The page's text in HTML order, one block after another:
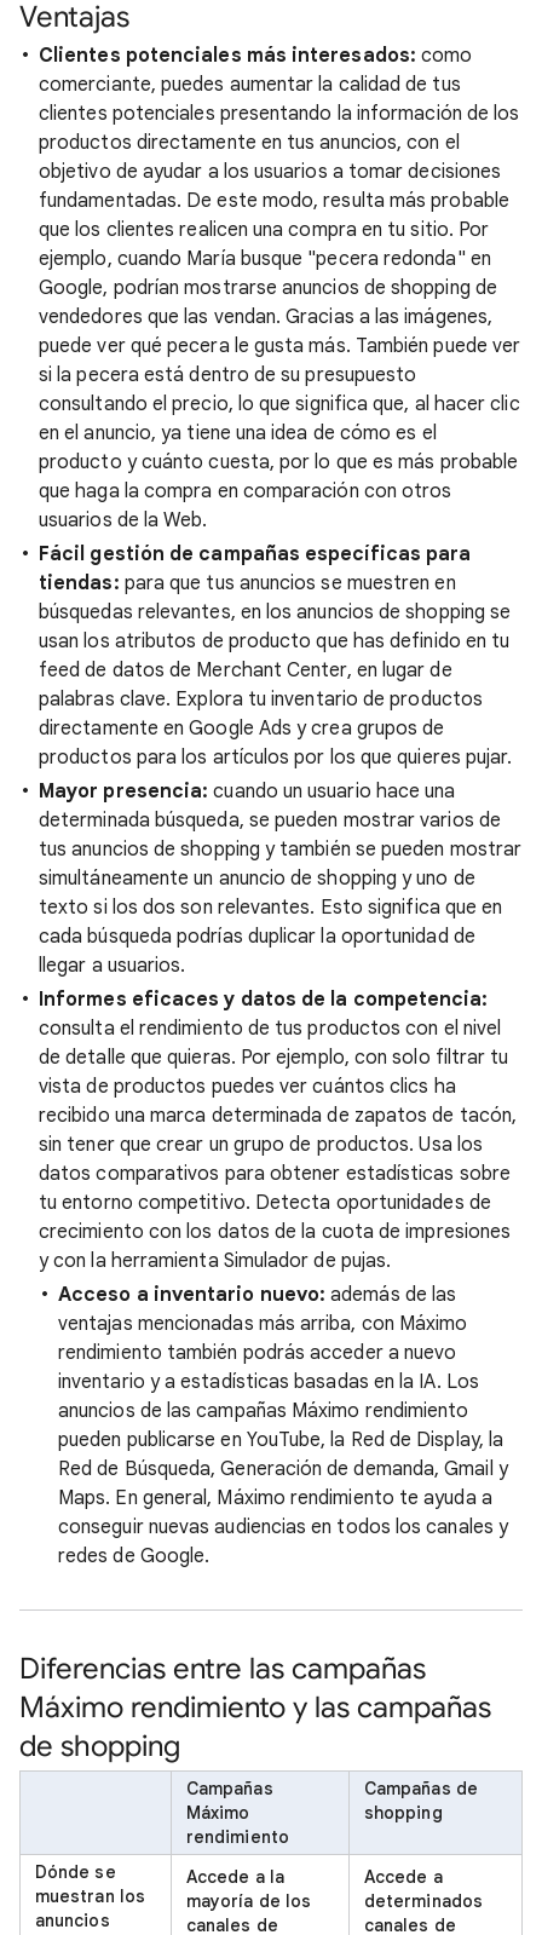
Ventajas
Clientes potenciales más interesados: como
comerciante, puedes aumentar la calidad de tus
clientes potenciales presentando la información de los
productos directamente en tus anuncios, con el
objetivo de ayudar a los usuarios a tomar decisiones
fundamentadas. De este modo, resulta más probable
que los clientes realicen una compra en tu sitio. Por
ejemplo, cuando María busque "pecera redonda" en
Google, podrían mostrarse anuncios de shopping de
vendedores que las vendan. Gracias a las imágenes,
puede ver qué pecera le gusta más. También puede ver
si la pecera está dentro de su presupuesto
consultando el precio, lo que significa que, al hacer clic
en el anuncio, ya tiene una idea de cómo es el
producto y cuánto cuesta, por lo que es más probable
que haga la compra en comparación con otros
usuarios de la Web.
Fácil gestión de campañas específicas para
tiendas: para que tus anuncios se muestren en
búsquedas relevantes, en los anuncios de shopping se
usan los atributos de producto que has definido en tu
feed de datos de Merchant Center, en lugar de
palabras clave. Explora tu inventario de productos
directamente en Google Ads y crea grupos de
productos para los artículos por los que quieres pujar.
Mayor presencia: cuando un usuario hace una
determinada búsqueda, se pueden mostrar varios de
tus anuncios de shopping y también se pueden mostrar
simultáneamente un anuncio de shopping y uno de
texto si los dos son relevantes. Esto significa que en
cada búsqueda podrías duplicar la oportunidad de
llegar a usuarios.
Informes eficaces y datos de la competencia:
consulta el rendimiento de tus productos con el nivel
de detalle que quieras. Por ejemplo, con solo filtrar tu
vista de productos puedes ver cuántos clics ha
recibido una marca determinada de zapatos de tacón,
sin tener que crear un grupo de productos. Usa los
datos comparativos para obtener estadísticas sobre
tu entorno competitivo. Detecta oportunidades de
crecimiento con los datos de la cuota de impresiones
y con la herramienta Simulador de pujas.
Acceso a inventario nuevo: además de las
ventajas mencionadas más arriba, con Máximo
rendimiento también podrás acceder a nuevo
inventario y a estadísticas basadas en la IA. Los
anuncios de las campañas Máximo rendimiento
pueden publicarse en YouTube, la Red de Display, la
Red de Búsqueda, Generación de demanda, Gmail y
Maps. En general, Máximo rendimiento te ayuda a
conseguir nuevas audiencias en todos los canales y
redes de Google.
Diferencias entre las campañas
Máximo rendimiento y las campañas
de shopping
Campañas
Máximo
rendimiento
Campañas de
shopping
Dónde se
muestran los
anuncios
Accede a la
mayoría de los
canales de
Accede a
determinados
canales de